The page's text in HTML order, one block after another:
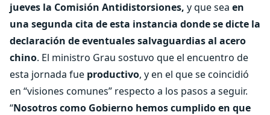
jueves la Comisión Antidistorsiones, y que sea en
una segunda cita de esta instancia donde se dicte la
declaración de eventuales salvaguardias al acero
chino. El ministro Grau sostuvo que el encuentro de
esta jornada fue productivo, y en el que se coincidió
en “visiones comunes” respecto a los pasos a seguir.
“Nosotros como Gobierno hemos cumplido en que